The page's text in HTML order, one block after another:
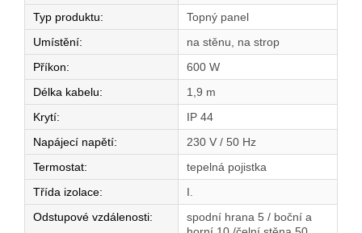
Typ produktu:
Topný panel
Umístění:
na stěnu, na strop
Příkon:
600 W
Délka kabelu:
1,9 m
Krytí:
IP 44
Napájecí napětí:
230 V / 50 Hz
Termostat:
tepelná pojistka
Třída izolace:
I.
Odstupové vzdálenosti:
spodní hrana 5 / boční a